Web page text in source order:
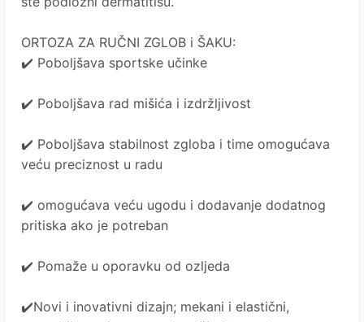
ORTOZA ZA RUČNI ZGLOB i ŠAKU:
✔️ Poboljšava sportske učinke
✔️ Poboljšava rad mišića i izdržljivost
✔️ Poboljšava stabilnost zgloba i time omogućava
veću preciznost u radu
✔️ omogućava veću ugodu i dodavanje dodatnog
pritiska ako je potreban
✔️ Pomaže u oporavku od ozljeda
✔️Novi i inovativni dizajn; mekani i elastični,